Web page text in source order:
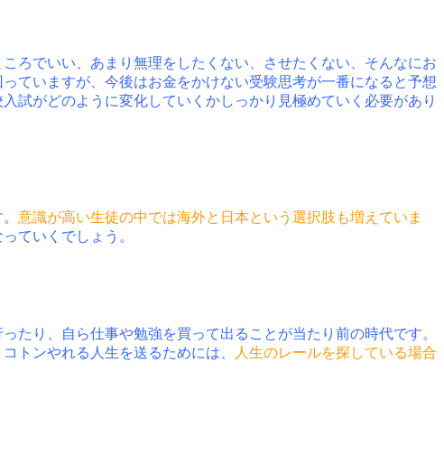
ろでいい、あまり無理をしたくない、させたくない、そんなにお
ていますが、今後はお金をかけない受験思考が一番になると予想
試がどのように変化していくかしっかり見極めていく必要があり
意識が高い生徒の中では海外と日本という選択肢も増えていま
っていくでしょう。
たり、自ら仕事や勉強を買って出ることが当たり前の時代です。
トンやれる人生を送るためには、
人生のレールを探している場合